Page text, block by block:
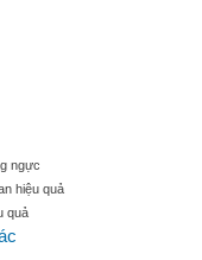
ngực
hiệu quả
quả